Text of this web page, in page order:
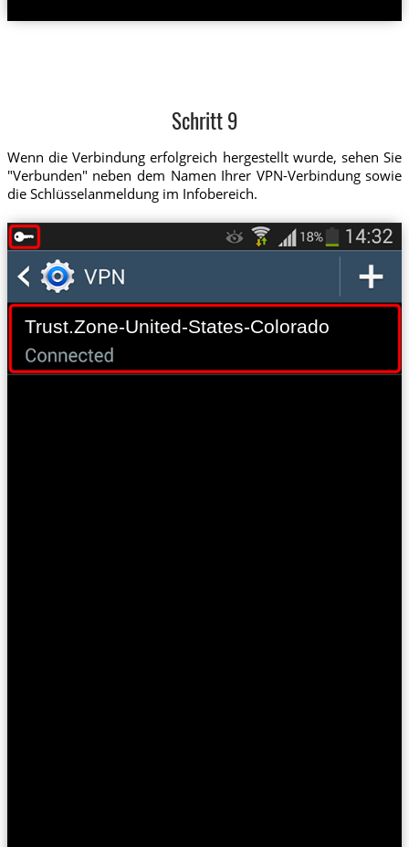
Schritt 9
Wenn die Verbindung erfolgreich hergestellt wurde, sehen Sie
"Verbunden" neben dem Namen Ihrer VPN-Verbindung sowie
die Schlüsselanmeldung im Infobereich.
Trust.Zone-United-States-Colorado